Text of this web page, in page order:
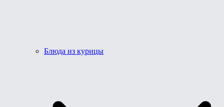
Блюда из курицы